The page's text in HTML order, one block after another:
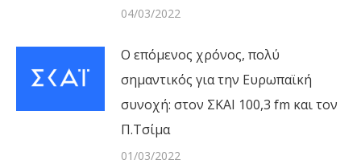
04/03/2022
Ο επόμενος χρόνος, πολύ
σημαντικός για την Ευρωπαϊκή
συνοχή: στον ΣΚΑΙ 100,3 fm και τον
Π.Τσίμα
01/03/2022